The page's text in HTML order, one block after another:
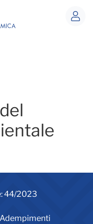
e
44/2023
Adempimenti